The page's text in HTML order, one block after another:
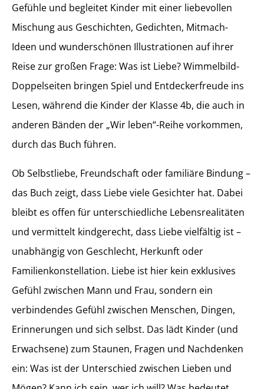
Gefühle und begleitet Kinder mit einer liebevollen
Mischung aus Geschichten, Gedichten, Mitmach-
Ideen und wunderschönen Illustrationen auf ihrer
Reise zur großen Frage: Was ist Liebe? Wimmelbild-
Doppelseiten bringen Spiel und Entdeckerfreude ins
Lesen, während die Kinder der Klasse 4b, die auch in
anderen Bänden der „Wir leben“-Reihe vorkommen,
durch das Buch führen.
Ob Selbstliebe, Freundschaft oder familiäre Bindung –
das Buch zeigt, dass Liebe viele Gesichter hat. Dabei
bleibt es offen für unterschiedliche Lebensrealitäten
und vermittelt kindgerecht, dass Liebe vielfältig ist –
unabhängig von Geschlecht, Herkunft oder
Familienkonstellation. Liebe ist hier kein exklusives
Gefühl zwischen Mann und Frau, sondern ein
verbindendes Gefühl zwischen Menschen, Dingen,
Erinnerungen und sich selbst. Das lädt Kinder (und
Erwachsene) zum Staunen, Fragen und Nachdenken
ein: Was ist der Unterschied zwischen Lieben und